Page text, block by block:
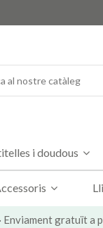
i doudous
gratuït a